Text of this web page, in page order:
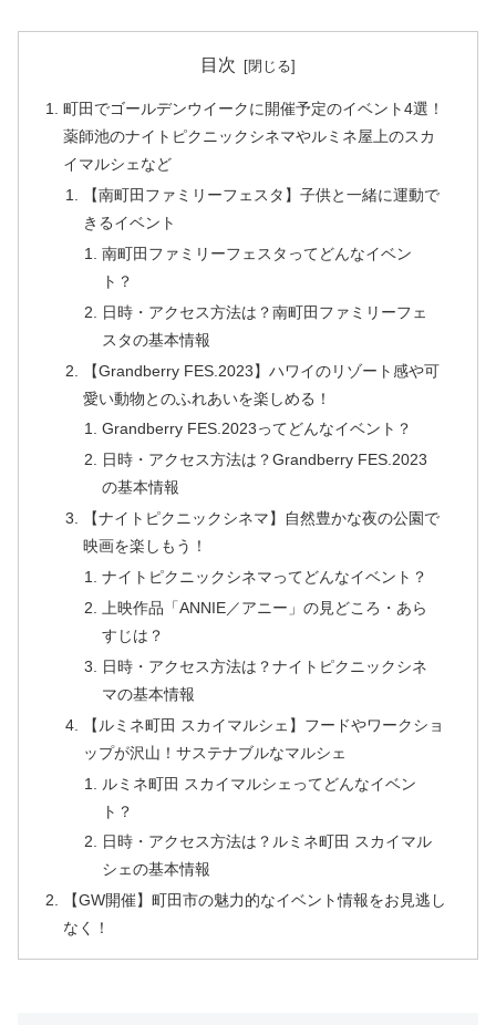
目次
町田でゴールデンウイークに開催予定のイベント4選！
薬師池のナイトピクニックシネマやルミネ屋上のスカ
イマルシェなど
【南町田ファミリーフェスタ】子供と一緒に運動で
きるイベント
南町田ファミリーフェスタってどんなイベン
ト？
日時・アクセス方法は？南町田ファミリーフェ
スタの基本情報
【Grandberry FES.2023】ハワイのリゾート感や可
愛い動物とのふれあいを楽しめる！
Grandberry FES.2023ってどんなイベント？
日時・アクセス方法は？Grandberry FES.2023
の基本情報
【ナイトピクニックシネマ】自然豊かな夜の公園で
映画を楽しもう！
ナイトピクニックシネマってどんなイベント？
上映作品「ANNIE／アニー」の見どころ・あら
すじは？
日時・アクセス方法は？ナイトピクニックシネ
マの基本情報
【ルミネ町田 スカイマルシェ】フードやワークショ
ップが沢山！サステナブルなマルシェ
ルミネ町田 スカイマルシェってどんなイベン
ト？
日時・アクセス方法は？ルミネ町田 スカイマル
シェの基本情報
【GW開催】町田市の魅力的なイベント情報をお見逃し
なく！